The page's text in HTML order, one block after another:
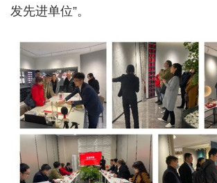
发先进单位”。